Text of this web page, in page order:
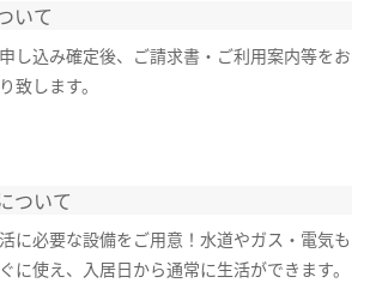
いて
し込み確定後、ご請求書・ご利用案内等をお
致します。
ついて
に必要な設備をご用意！水道やガス・電気も
に使え、入居日から通常に生活ができます。